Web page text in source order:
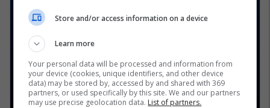
Store and/or access information on a device
Learn more
Your personal data will be processed and information from
your device (cookies, unique identifiers, and other device
data) may be stored by, accessed by and shared with 369
partners, or used specifically by this site. We and our partners
may use precise geolocation data. List of partners.